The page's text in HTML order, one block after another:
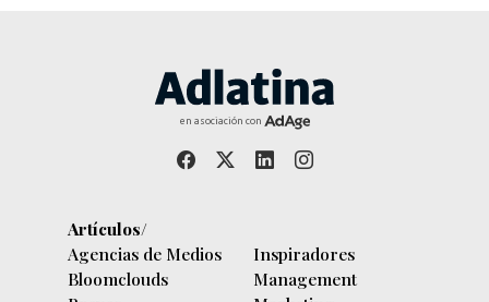
en asociación con
Artículos/
Agencias de Medios
Bloomclouds
Inspiradores
Management